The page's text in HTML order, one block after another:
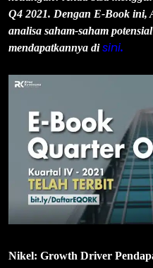
Q4 2021. Dengan E-Book ini,
analisa saham-saham
mendapatkannya disini.
Nikel: Growth Driver